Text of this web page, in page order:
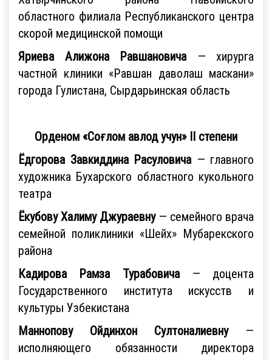
областного филиала Республиканского центра
скорой медицинской помощи
Яриева Алижона Равшановича— хирурга
частной клиники «Равшан даволаш маскани»
города Гулистана, Сырдарьинская область
Орденом «Соғлом авлод учун» II степени
Ёдгорова Завкиддина Расуловича— главного
художника Бухарского областного кукольного
театра
Ёкубову Халиму Джураевну— семейного врача
семейной поликлиники «Шейх» Мубарекского
района
Кадирова Рамза Турабовича— доцента
Государственного института искусств и
культуры Узбекистана
Маннопову Ойдинхон Султоналиевну—
исполняющего обязанности директора